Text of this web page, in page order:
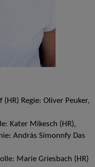
Regie: Oliver Peuker,
Kater Mikesch (HR),
András Simonnfy Das
Marie Griesbach (HR)